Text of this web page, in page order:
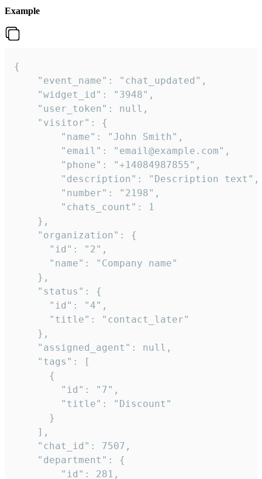
Example
{
    "event_name": "chat_updated",
    "widget_id": "3948",
    "user_token": null,
    "visitor": {
        "name": "John Smith",
        "email": "email@example.com",
        "phone": "+14084987855",
        "description": "Description text",
        "number": "2198",
        "chats_count": 1
    },
    "organization": {
      "id": "2",
      "name": "Company name"
    },
    "status": {
      "id": "4",
      "title": "contact_later"
    },
    "assigned_agent": null,
    "tags": [
      {
        "id": "7",
        "title": "Discount"
      }
    ],
    "chat_id": 7507,
    "department": {
        "id": 281,